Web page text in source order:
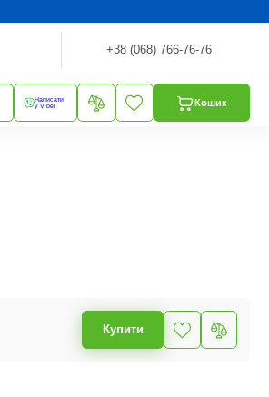
+38 (068) 766-76-76
Написати
у Viber
Кошик
Купити